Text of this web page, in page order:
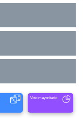
Voto mayoritario